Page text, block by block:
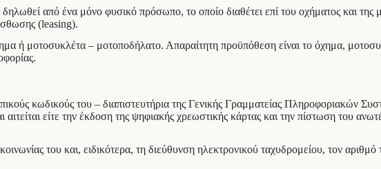
από ένα μόνο φυσικό πρόσωπο, το οποίο διαθέτει επί του οχήματος και
(leasing).
ή μοτοσυκλέτα – μοτοποδήλατο. Απαραίτητη προϋπόθεση είναι το όχημα,
κωδικούς του – διαπιστευτήρια της Γενικής Γραμματείας Πληροφοριακών
είτε την έκδοση της ψηφιακής χρεωστικής κάρτας και την πίστωση του
του και, ειδικότερα, τη διεύθυνση ηλεκτρονικού ταχυδρομείου, τον